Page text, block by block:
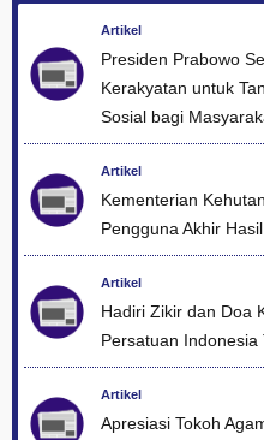
Artikel
Presiden Prabowo
Kerakyatan untuk
Sosial bagi
Artikel
Kementerian
Pengguna Akhir
Artikel
Hadiri Zikir dan Doa
Persatuan Indonesia
Artikel
Apresiasi Tokoh